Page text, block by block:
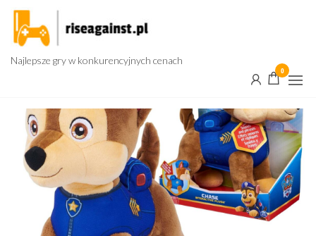
Przejdź
treści
Najlepsze gry w konkurencyjnych cenach
0